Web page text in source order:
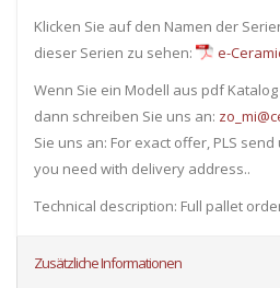
Klicken Sie auf den Namen der
dieser Serien zu sehen:
e-
Wenn Sie ein Modell aus pdf
dann schreiben Sie uns an:
Sie uns an: For exact offer, PLS
you need with delivery address..
Technical description: Full pallet
Zusätzliche Informationen